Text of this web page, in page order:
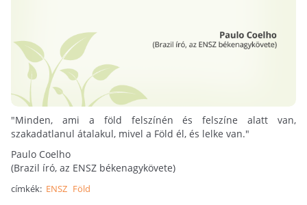
"Minden, ami a föld felszínén és felszíne alatt van,
szakadatlanul átalakul, mivel a Föld él, és lelke van."
Paulo Coelho
(Brazil író, az ENSZ békenagykövete)
címkék: ENSZ Föld